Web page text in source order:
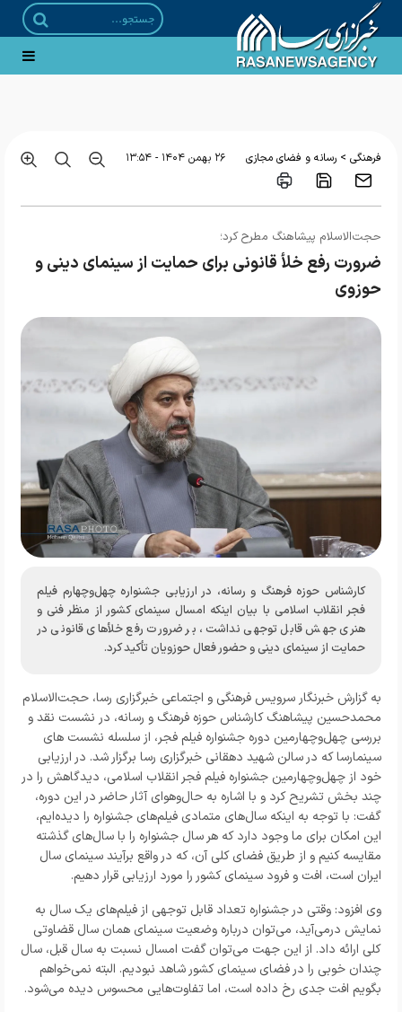
فرهنگی > رسانه و فضای مجازی ۲۶ بهمن ۱۴۰۴ - ۱۳:۵۴
حجت‌الاسلام پیشاهنگ مطرح کرد؛
ضرورت رفع خلأ قانونی برای حمایت از سینمای دینی و
حوزوی
کارشناس حوزه فرهنگ و رسانه، در ارزیابی جشنواره چهل‌وچهارم فیلم
فجر انقلاب اسلامی با بیان اینکه امسال سینمای کشور از منظر فنی و
هنری جهش قابل توجهی نداشت، بر ضرورت رفع خلأهای قانونی در
حمایت از سینمای دینی و حضور فعال حوزویان تأکید کرد.
به گزارش خبرنگار سرویس فرهنگی و اجتماعی خبرگزاری رسا، حجت‌الاسلام
محمدحسین پیشاهنگ کارشناس حوزه فرهنگ و رسانه، در نشست نقد و
بررسی چهل‌و‌چهارمین دوره جشنواره فیلم فجر، از سلسله نشست های
سینمارسا که در سالن شهید دهقانی خبرگزاری رسا برگزار شد. در ارزیابی
خود از چهل‌وچهارمین جشنواره فیلم فجر انقلاب اسلامی، دیدگاهش را در
چند بخش تشریح کرد و با اشاره به حال‌وهوای آثار حاضر در این دوره،
گفت: با توجه به اینکه سال‌های متمادی فیلم‌های جشنواره را دیده‌ایم،
این امکان برای ما وجود دارد که هر سال جشنواره را با سال‌های گذشته
مقایسه کنیم و از طریق فضای کلی آن، که در واقع برآیند سینمای سال
ایران است، افت و فرود سینمای کشور را مورد ارزیابی قرار دهیم.
وی افزود: وقتی در جشنواره تعداد قابل توجهی از فیلم‌های یک سال به
نمایش درمی‌آید، می‌توان درباره وضعیت سینمای همان سال قضاوتی
کلی ارائه داد. از این جهت می‌توان گفت امسال نسبت به سال قبل، سال
چندان خوبی را در فضای سینمای کشور شاهد نبودیم. البته نمی‌خواهم
بگویم افت جدی رخ داده است، اما تفاوت‌هایی محسوس دیده می‌شود.